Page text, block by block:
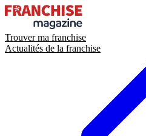
Trouver ma franchise
Actualités de la franchise